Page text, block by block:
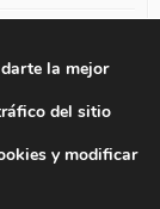
la mejor
del sitio
y modificar